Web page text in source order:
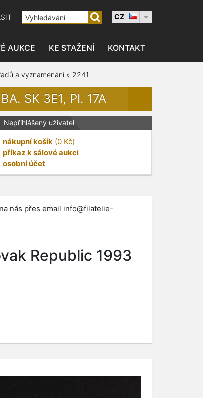
CZ
AUKCE KE STAŽENÍ KONTAKT
a vyznamenání» 2241
SK 3E1, PI. 17A
Nepřihlášený uživatel
nákupní košík (0 Kč)
příkaz k sálové aukci
osobní účet
nás přes email info@filatelie-
Republic 1993